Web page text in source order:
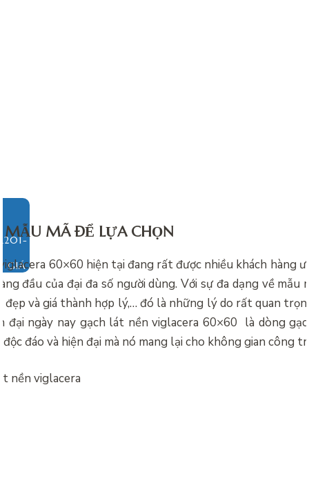
GIÁ
MẪU MÃ ĐỂ LỰA CHỌN
60×60 hiện tại đang rất được nhiều khách hàng
đầu của đại đa số người dùng. Với sự đa dạng về mẫu
đẹp và giá thành hợp lý,… đó là những lý do rất quan
đại ngày nay gạch lát nền viglacera 60×60 là dòng
đáo và hiện đại mà nó mang lại cho không gian công